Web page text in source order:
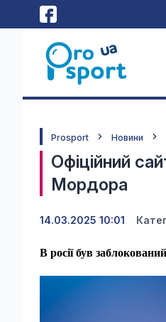
Prosport Новини
Офіційний
Мордора
14.03.2025 10:01
В росії був